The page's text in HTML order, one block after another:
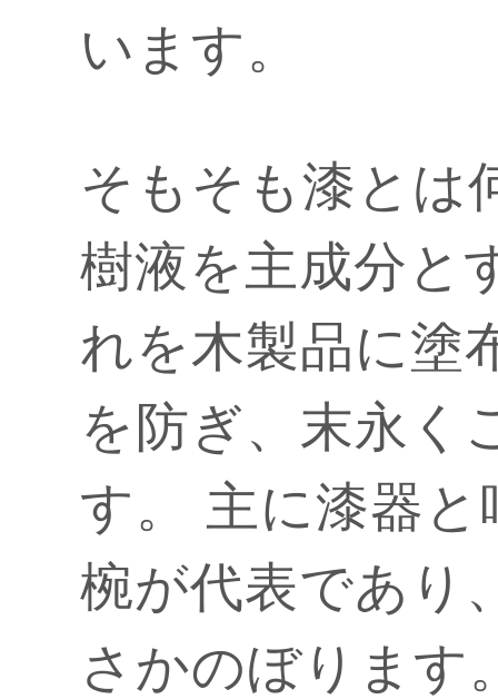
います。
そもそも漆とは
樹液を主成分と
れを木製品に塗
を防ぎ、末永く
す。 主に漆器
椀が代表であり
さかのぼります